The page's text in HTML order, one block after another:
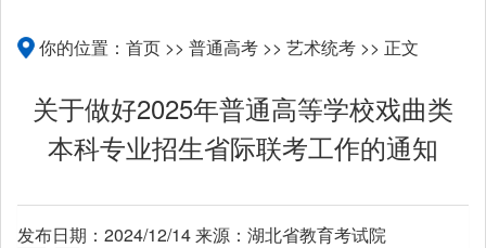
你的位置： 首页 >> 普通高考 >> 艺术统考 >> 正文
关于做好2025年普通高等学校戏曲类
本科专业招生省际联考工作的通知
发布日期：2024/12/14 来源：湖北省教育考试院